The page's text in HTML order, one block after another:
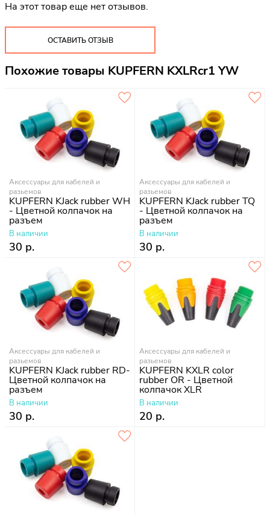
На этот товар еще нет отзывов.
ОСТАВИТЬ ОТЗЫВ
Похожие товары KUPFERN KXLRcr1 YW
Аксессуары для кабелей и
разьемов
KUPFERN KJack rubber WH
- Цветной колпачок на
разъем
В наличии
30 р.
Аксессуары для кабелей и
разьемов
KUPFERN KJack rubber TQ
- Цветной колпачок на
разъем
В наличии
30 р.
Аксессуары для кабелей и
разьемов
KUPFERN KJack rubber RD-
Цветной колпачок на
разъем
В наличии
30 р.
Аксессуары для кабелей и
разьемов
KUPFERN KXLR color
rubber OR - Цветной
колпачок XLR
В наличии
20 р.